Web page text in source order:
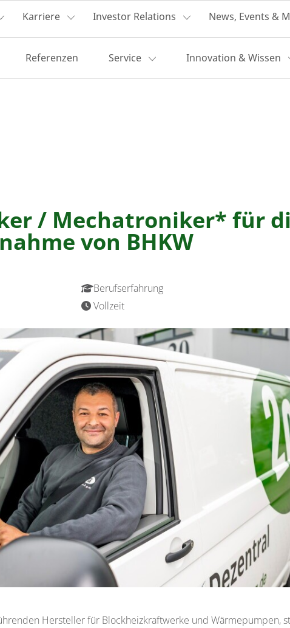
Karriere Investor Relations News, Events &
Referenzen Service Innovation & Wissen
/ Mechatroniker* für
von BHKW
Berufserfahrung
Vollzeit
Hersteller für Blockheizkraftwerke und Wärmepumpen,